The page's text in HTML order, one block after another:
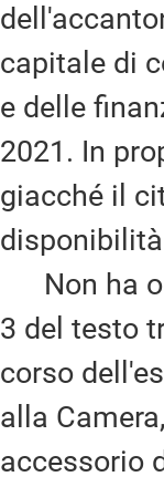
capitale di
e delle
2021. In
giacché il
Non ha
3 del testo
corso
alla
accessorio